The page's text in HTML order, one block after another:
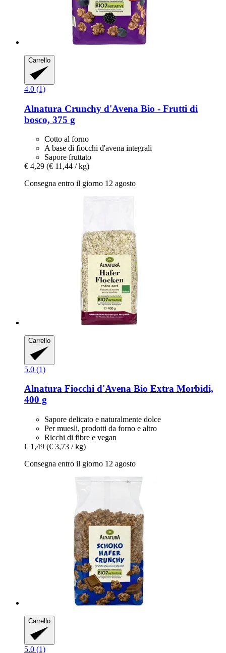
Carrello
4.0 (1)
Alnatura Crunchy d'Avena Bio -​ Frutti di
bosco, 375 g
Cotto al forno
A base di fiocchi d'avena integrali
Sapore fruttato
€ 4,29 (€ 11,44 / kg)
Consegna entro il giorno 12 agosto
Carrello
5.0 (1)
Alnatura Fiocchi d'Avena Bio Extra Morbidi,
400 g
Sapore delicato e naturalmente dolce
Per muesli, prodotti da forno e altro
Ricchi di fibre e vegan
€ 1,49 (€ 3,73 / kg)
Consegna entro il giorno 12 agosto
Carrello
5.0 (1)